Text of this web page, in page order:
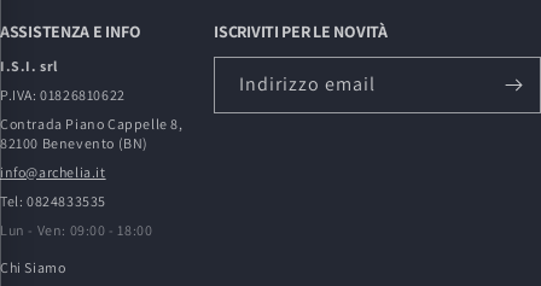
ASSISTENZA E INFO
I.S.I. srl
P.IVA: 01826810622
Contrada Piano Cappelle 8,
82100 Benevento (BN)
info@archelia.it
Tel: 0824833535
Lun - Ven: 09:00 - 18:00
Chi Siamo
ISCRIVITI PER LE NOVITÀ
Indirizzo email